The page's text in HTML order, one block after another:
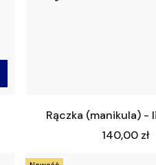
Rączka (manikula) -
Cena
140,00 zł